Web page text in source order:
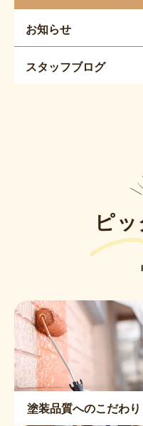
お知らせ
スタッフブログ
ピ
塗装品質へのこだわり